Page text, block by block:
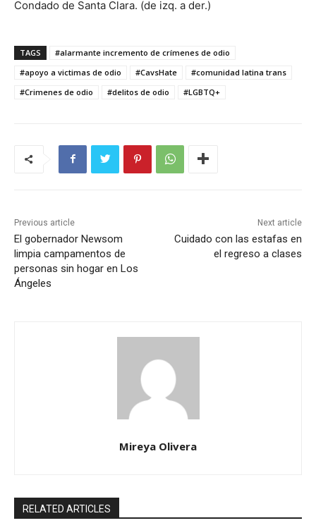
Condado de Santa Clara. (de izq. a der.)
TAGS
#alarmante incremento de crímenes de odio
#apoyo a victimas de odio
#CavsHate
#comunidad latina trans
#Crimenes de odio
#delitos de odio #LGBTQ+
Previous article
El gobernador Newsom
limpia campamentos de
personas sin hogar en Los
Ángeles
Next article
Cuidado con las estafas en
el regreso a clases
Mireya Olivera
RELATED ARTICLES